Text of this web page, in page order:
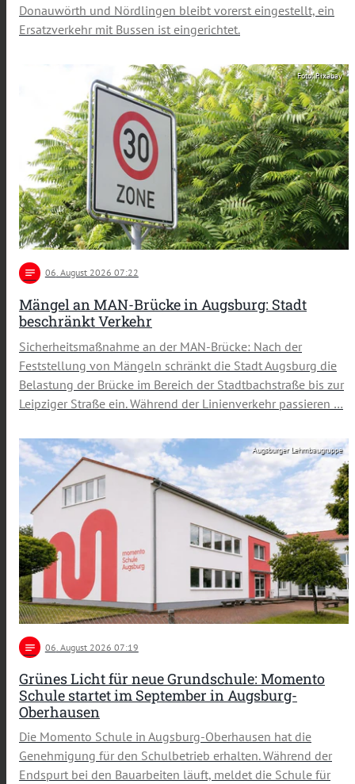
Donauwörth und Nördlingen bleibt vorerst eingestellt, ein
Ersatzverkehr mit Bussen ist eingerichtet.
Foto: Pixabay
notes 06. August 2026 07:22
Mängel an MAN-Brücke in Augsburg: Stadt
beschränkt Verkehr
Sicherheitsmaßnahme an der MAN-Brücke: Nach der
Feststellung von Mängeln schränkt die Stadt Augsburg die
Belastung der Brücke im Bereich der Stadtbachstraße bis zur
Leipziger Straße ein. Während der Linienverkehr passieren …
Augsburger Lehmbaugruppe
notes 06 . August 2026 07:19
Grünes Licht für neue Grundschule: Momento
Schule startet im September in Augsburg-
Oberhausen
Die Momento Schule in Augsburg-Oberhausen hat die
Genehmigung für den Schulbetrieb erhalten. Während der
Endspurt bei den Bauarbeiten läuft, meldet die Schule für